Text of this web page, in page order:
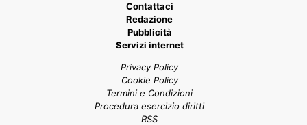
Contattaci
Redazione
Pubblicità
Servizi internet
Privacy Policy
Cookie Policy
Termini e Condizioni
Procedura esercizio diritti
RSS